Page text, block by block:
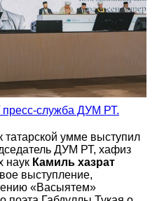
служба ДУМ РТ.
умме выступил
ДУМ РТ, хафиз
наук Камиль хазрат
выступление,
«Васыятем»